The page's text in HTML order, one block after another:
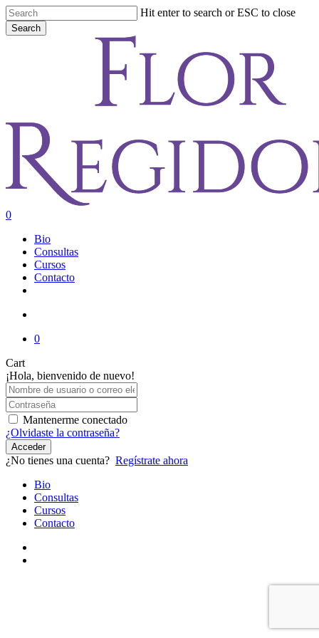
Skip
to
main
Hit enter to search or ESC to close
Search
account
0
Bio
Consultas
Cursos
Contacto
0
CartClose
Cart
¡Hola, bienvenido de nuevo!
Mantenerme conectado
¿Olvidaste la contraseña?
Acceder
¿No tienes una cuenta? Regístrate ahora
Close
Menu
Bio
Consultas
Cursos
Contacto